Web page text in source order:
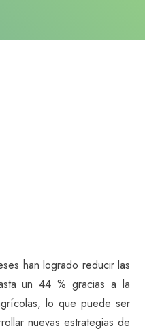
han logrado reducir las
un 44 % gracias a la
lo que puede ser
nuevas estrategias de